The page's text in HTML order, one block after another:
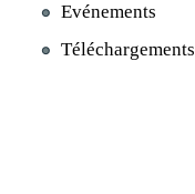
Evénements
Téléchargements